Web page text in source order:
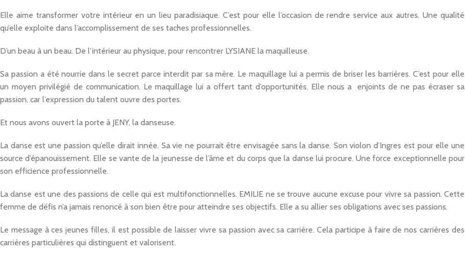
Elle aime transformer votre intérieur en un lieu paradisiaque. C’est pour elle l’occasion de rendre service aux autres. Une qualité
qu’elle exploite dans l’accomplissement de ses taches professionnelles.
D’un beau à un beau. De l’intérieur au physique, pour rencontrer LYSIANE la maquilleuse.
Sa passion a été nourrie dans le secret parce interdit par sa mère. Le maquillage lui a permis de briser les barrières. C’est pour elle
un moyen privilégié de communication. Le maquillage lui a offert tant d’opportunités. Elle nous a enjoints de ne pas écraser sa
passion, car l’expression du talent ouvre des portes.
Et nous avons ouvert la porte à JENY, la danseuse.
La danse est une passion qu’elle dirait innée. Sa vie ne pourrait être envisagée sans la danse. Son violon d’Ingres est pour elle une
source d’épanouissement. Elle se vante de la jeunesse de l’âme et du corps que la danse lui procure. Une force exceptionnelle pour
son efficience professionnelle.
La danse est une des passions de celle qui est multifonctionnelles. EMILIE ne se trouve aucune excuse pour vivre sa passion. Cette
femme de défis n’a jamais renoncé à son bien être pour atteindre ses objectifs. Elle a su allier ses obligations avec ses passions.
Le message à ces jeunes filles, il est possible de laisser vivre sa passion avec sa carrière. Cela participe à faire de nos carrières des
carrières particulières qui distinguent et valorisent.